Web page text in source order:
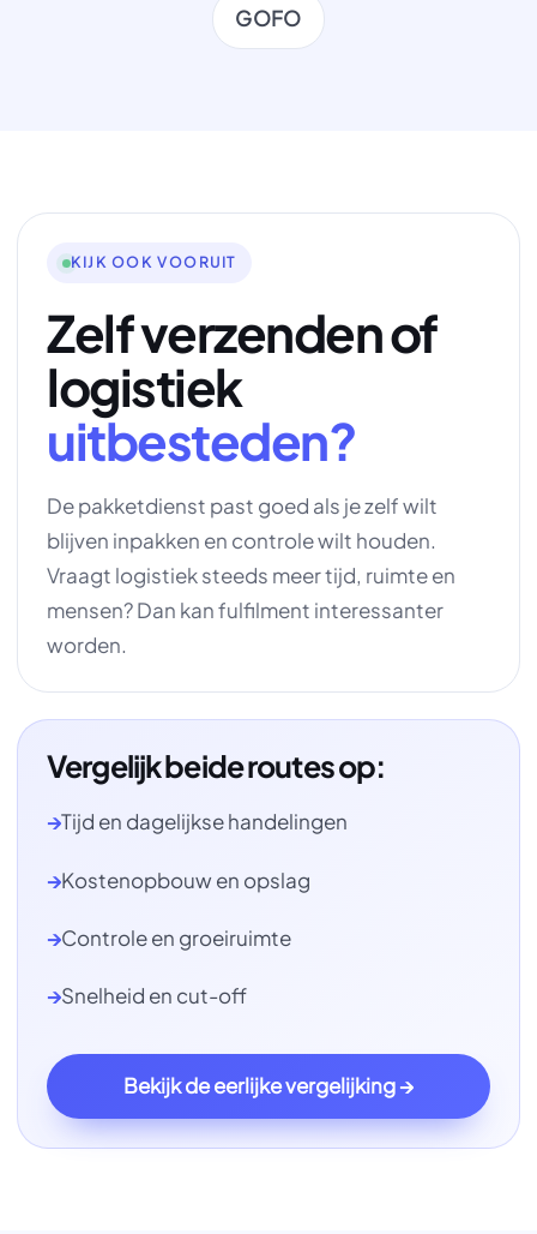
GOFO
KIJK OOK VOORUIT
Zelf verzenden of
logistiek
uitbesteden?
De pakketdienst past goed als je zelf wilt
blijven inpakken en controle wilt houden.
Vraagt logistiek steeds meer tijd, ruimte en
mensen? Dan kan fulfilment interessanter
worden.
Vergelijk beide routes op:
Tijd en dagelijkse handelingen
Kostenopbouw en opslag
Controle en groeiruimte
Snelheid en cut-off
Bekijk de eerlijke vergelijking →